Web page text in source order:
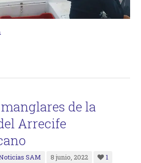
de la
Arrecife
SAM 8 junio, 2022 1